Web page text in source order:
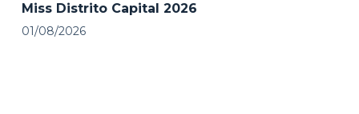
Miss Distrito Capital 2026
01/08/2026